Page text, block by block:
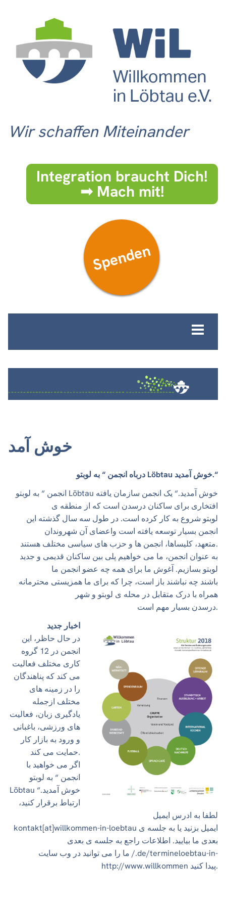
Wir schaffen Miteinander
Integration braucht Dich!
➟ Mach mit!
Spenden
خوش آمد
درباه انجمن “ به لوبتو Löbtau خوش آمدید.“
انجمن “ به لوبتو Löbtau خوش آمدید.“ یک انجمن سازمان یافته
افتخاری برای ساکنان درسدن است که از منطقه ی
لوبتو شروع به کار کرده است. در طول سه سال گذشته این
انجمن بسیار توسعه یافته است واعضای آن شهروندان
متعهد، کلیساها، انجمن ها و حزب های سیاسی مختلف هستند.
به عنوان انجمن، ما می خواهیم پلی بین ساکنان قدیمی و جدید
لوبتو بسازیم. آغوش ما برای همه چه عضو انجمن ما
باشند چه نباشند باز است، چرا که برای ما همزیستی محترمانه
همراه با درک متقابل در محله ی لوبتو و شهر
درسدن بسیار مهم است.
اخبار جدید
در حال حاظر، این
انجمن در 12 گروه
کاری مختلف فعالیت
می کند که پناهندگان
را در زمینه های
مختلف ازجمله
یادگیری زبان، فعالیت
های ورزشی، باغبانی
و ورود به بازار کار
حمایت می کند.
اگر می خواهید با
انجمن “ به لوبتو
Löbtau خوش آمدید.“
ارتباط برقرار کنید،
لطفا به ادرس ایمیل
kontakt[at]willkommen-in-loebtau ایمیل بزنید یا به جلسه ی
بعدی ما بیایید. اطلاعات راجع به جلسه ی بعدی
ما را می توانید در وب سایت /.de/termineloebtau-in-
http://www.willkommen پیدا کنید.